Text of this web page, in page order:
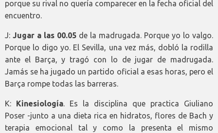
porque su rival no quería comparecer en la fecha oficial del
encuentro.
J: Jugar a las 00.05 de la madrugada. Porque yo lo valgo.
Porque lo digo yo. El Sevilla, una vez más, dobló la rodilla
ante el Barça, y tragó con lo de jugar de madrugada.
Jamás se ha jugado un partido oficial a esas horas, pero el
Barça rompe todas las barreras.
K: Kinesiología. Es la disciplina que practica Giuliano
Poser -junto a una dieta rica en hidratos, flores de Bach y
terapia emocional tal y como la presenta el mismo